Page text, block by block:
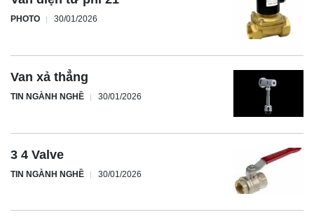
PHOTO 30/01/2026
Van xả thẳng
TIN NGÀNH NGHỀ 30/01/2026
3 4 Valve
TIN NGÀNH NGHỀ 30/01/2026